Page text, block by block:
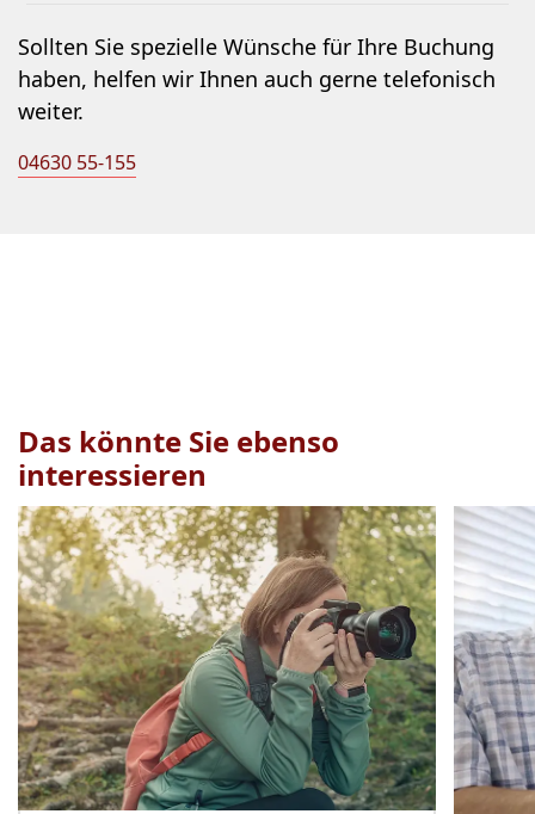
Sollten Sie spezielle Wünsche für Ihre Buchung
haben, helfen wir Ihnen auch gerne telefonisch
weiter.
04630 55-155
Das könnte Sie ebenso
interessieren
Veranstaltung1bis2von15sichtbar.